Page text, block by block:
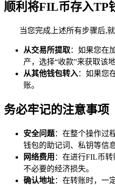
顺利将FIL币存入TP
当您完成上述所有步骤后,
从交易所提取：如果您在
产，选择“收款”来获取该
从其他钱包转入：如果您
账。
务必牢记的注意事项
安全问题：在整个操作过
钱包的助记词、私钥等信
网络费用 ：在进行FIL币
不必要的经济损失。
确认地址：在转账时，一